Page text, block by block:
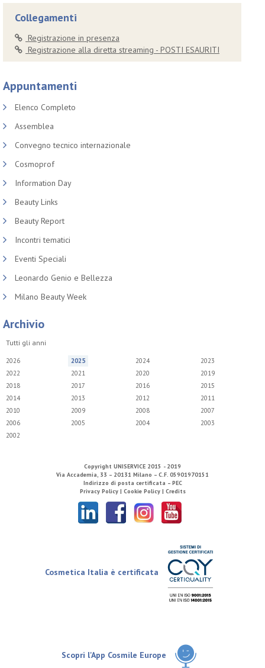
Collegamenti
Registrazione in presenza
Registrazione alla diretta streaming - POSTI ESAURITI
Appuntamenti
Elenco Completo
Assemblea
Convegno tecnico internazionale
Cosmoprof
Information Day
Beauty Links
Beauty Report
Incontri tematici
Eventi Speciali
Leonardo Genio e Bellezza
Milano Beauty Week
Archivio
Tutti gli anni
2026 2025 2024
2023
2022
2021 2020
2019
2018
2017 2016
2015
2014
2013 2012
2011
2010
2009 2008
2007
2006
2005 2004
2003
2002
Copyright UNISERVICE 2015 - 2019
Via Accademia, 33 – 20131 Milano – C.F. 05901970151
Indirizzo di posta certificata – PEC
Privacy Policy | Cookie Policy | Credits
Cosmetica Italia è certificata
Scopri l'App Cosmile Europe